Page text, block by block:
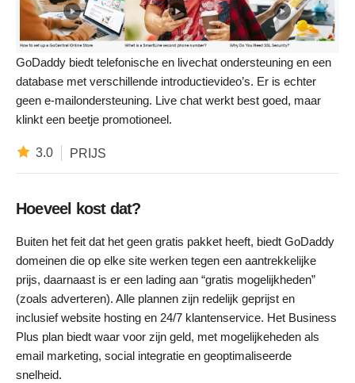
GoDaddy biedt telefonische en livechat ondersteuning en een
database met verschillende introductievideo’s. Er is echter
geen e-mailondersteuning. Live chat werkt best goed, maar
klinkt een beetje promotioneel.
3.0 PRIJS
Hoeveel kost dat?
Buiten het feit dat het geen gratis pakket heeft, biedt GoDaddy
domeinen die op elke site werken tegen een aantrekkelijke
prijs, daarnaast is er een lading aan “gratis mogelijkheden”
(zoals adverteren). Alle plannen zijn redelijk geprijst en
inclusief website hosting en 24/7 klantenservice. Het Business
Plus plan biedt waar voor zijn geld, met mogelijkeheden als
email marketing, social integratie en geoptimaliseerde
snelheid.